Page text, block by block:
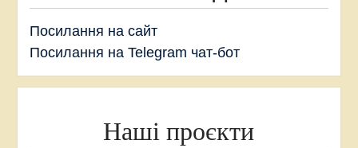
Посилання на сайт
Посилання на Telegram чат-бот
Наші проєкти